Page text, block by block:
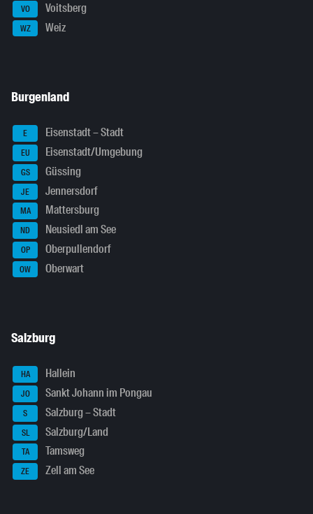
VO Voitsberg
WZ Weiz
Burgenland
E Eisenstadt – Stadt
EU Eisenstadt/Umgebung
GS Güssing
JE Jennersdorf
MA Mattersburg
ND Neusiedl am See
OP Oberpullendorf
OW Oberwart
Salzburg
HA Hallein
JO Sankt Johann im Pongau
S Salzburg – Stadt
SL Salzburg/Land
TA Tamsweg
ZE Zell am See